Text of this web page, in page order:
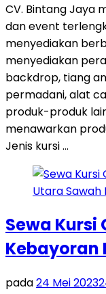
CV. Bintang Jaya
dan event
menyediakan
menyediakan
backdrop, tiang
permadani, alat
produk-produk
menawarkan
Jenis kursi …
Sewa Kursi
Kebayoran
pada24 Mei 2023